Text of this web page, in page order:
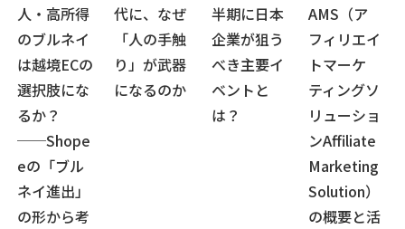
人・高所得
のブルネイ
は越境ECの
選択肢にな
るか？
──Shope
eの「ブル
ネイ進出」
の形から考
代に、なぜ
「人の手触
り」が武器
になるのか
半期に日本
企業が狙う
べき主要イ
ベントと
は？
AMS（ア
フィリエイ
トマーケ
ティングソ
リューショ
ンAffiliate
Marketing
Solution）
の概要と活